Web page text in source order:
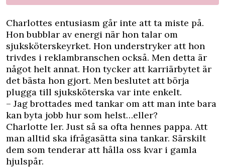
Charlottes entusiasm går inte att ta miste på.
Hon bubblar av energi när hon talar om
sjuksköterskeyrket. Hon understryker att hon
trivdes i reklambranschen också. Men detta är
något helt annat. Hon tycker att karriärbytet är
det bästa hon gjort. Men beslutet att börja
plugga till sjuksköterska var inte enkelt.
– Jag brottades med tankar om att man inte bara
kan byta jobb hur som helst…eller?
Charlotte ler. Just så sa ofta hennes pappa. Att
man alltid ska ifrågasätta sina tankar. Särskilt
dem som tenderar att hålla oss kvar i gamla
hjulspår.